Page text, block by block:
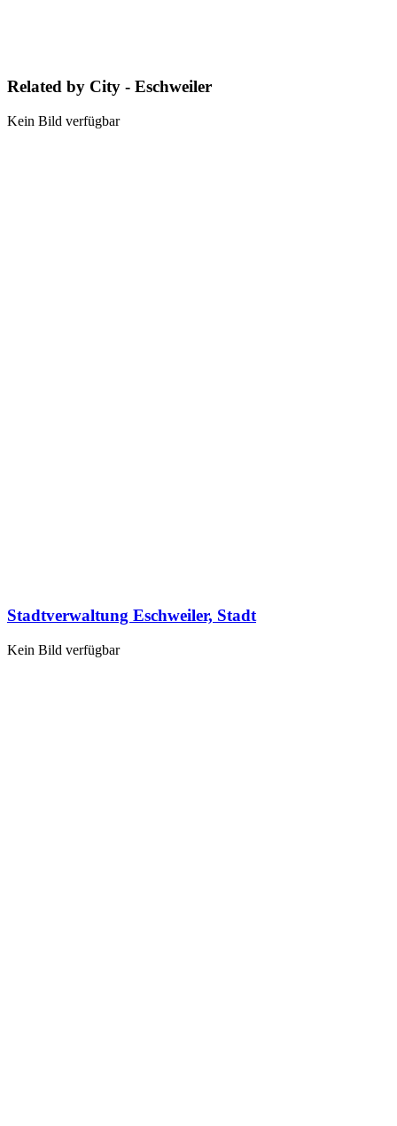
Related by City - Eschweiler
Kein Bild verfügbar
Stadtverwaltung Eschweiler, Stadt
Kein Bild verfügbar